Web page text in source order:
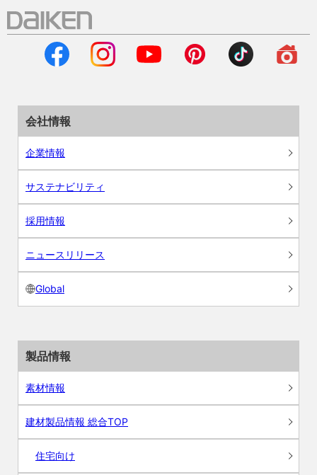
会社情報
企業情報
サステナビリティ
採用情報
ニュースリリース
Global
製品情報
素材情報
建材製品情報 総合TOP
住宅向け